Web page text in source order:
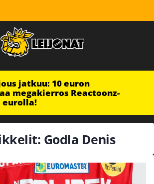
jatkuu: 10 euron
megakierros Reactoonz-
eurolla!
Godla Denis